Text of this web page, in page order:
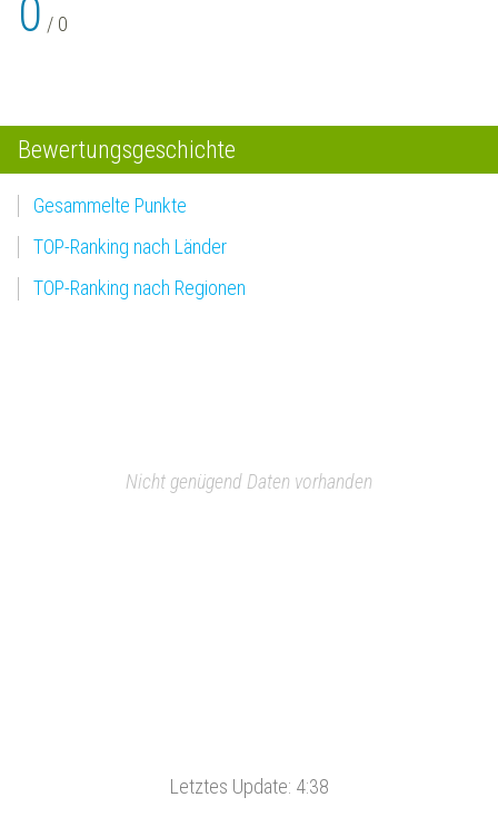
0 / 0
Bewertungsgeschichte
Gesammelte Punkte
TOP-Ranking nach Länder
TOP-Ranking nach Regionen
Nicht genügend Daten vorhanden
Letztes Update: 4:38